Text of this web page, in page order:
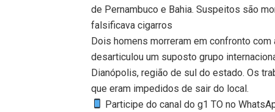
de Pernambuco e Bahia. Suspeitos são
falsificava cigarros
Dois homens morreram em confronto
desarticulou um suposto grupo
Dianópolis, região de sul do estado. Os
que eram impedidos de sair do local.
Participe do canal do g1 TO no